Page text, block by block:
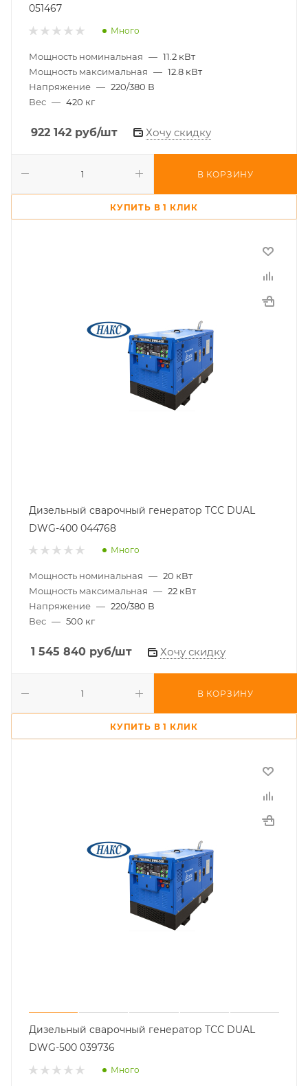
051467
Много
Мощность номинальная — 11.2 кВт
Мощность максимальная — 12.8 кВт
Напряжение — 220/380 В
Вес — 420 кг
922 142 руб/шт Хочу скидку
В КОРЗИНУ
КУПИТЬ В 1 КЛИК
Дизельный сварочный генератор ТСС DUAL
DWG-400 044768
Много
Мощность номинальная — 20 кВт
Мощность максимальная — 22 кВт
Напряжение — 220/380 В
Вес — 500 кг
1 545 840 руб/шт Хочу скидку
В КОРЗИНУ
КУПИТЬ В 1 КЛИК
Дизельный сварочный генератор ТСС DUAL
DWG-500 039736
Много